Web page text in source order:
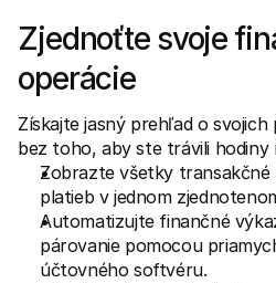
Zjednoťte svoje
operácie
Získajte jasný prehľad o
bez toho, aby ste trávili hodiny
Zobrazte všetky transakčné
platieb v jednom
Automatizujte finančné
párovanie pomocou
účtovného softvéru.